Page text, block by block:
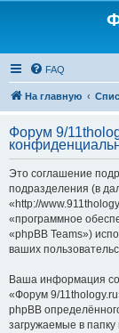
FAQ
На главную
Форум 9/
Это соглашение
подразделения (в
«http://
«программное
«phpBB Teams»)
ваших
Ваша информация
«Форум 9/
phpBB
загружаемые в